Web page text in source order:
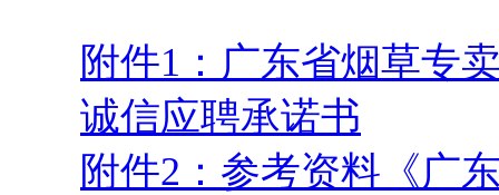
附件1：广东省烟草专
诚信应聘承诺书
附件2：参考资料《广